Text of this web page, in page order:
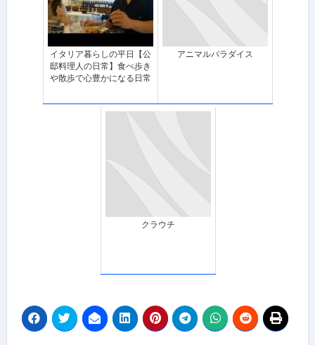
イタリア暮らしの平日【公
邸料理人の日常】食べ歩き
や散歩で心豊かになる日常
アニマルパラダイス
クラウチ